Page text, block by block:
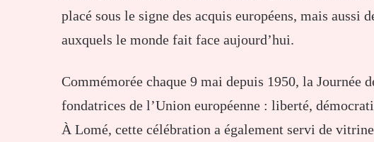
placé sous le signe des acquis européens, mais aussi
auxquels le monde fait face aujourd’hui.
Commémorée chaque 9 mai depuis 1950, la Journée
fondatrices de l’Union européenne : liberté,
À Lomé, cette célébration a également servi de